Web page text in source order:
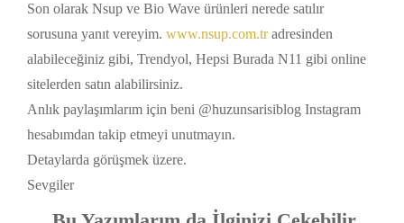
Son olarak Nsup ve Bio Wave ürünleri nerede satılır
sorusuna yanıt vereyim. www.nsup.com.tradresinden
alabileceğiniz gibi, Trendyol, Hepsi Burada N11 gibi online
sitelerden satın alabilirsiniz.
Anlık paylaşımlarım için beni @huzunsarisiblog Instagram
hesabımdan takip etmeyi unutmayın.
Detaylarda görüşmek üzere.
Sevgiler